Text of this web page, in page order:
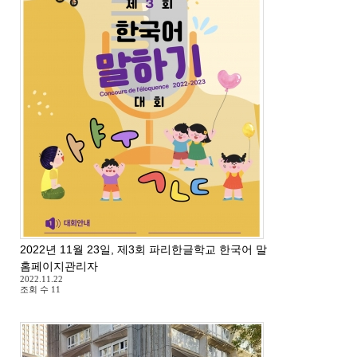
2022년 11월 23일, 제3회 파리한글학교 한국어 말하기 대회
홈페이지관리자
2022.11.22
조회 수 11